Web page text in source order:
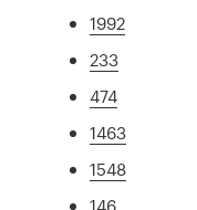
1992
233
474
1463
1548
146